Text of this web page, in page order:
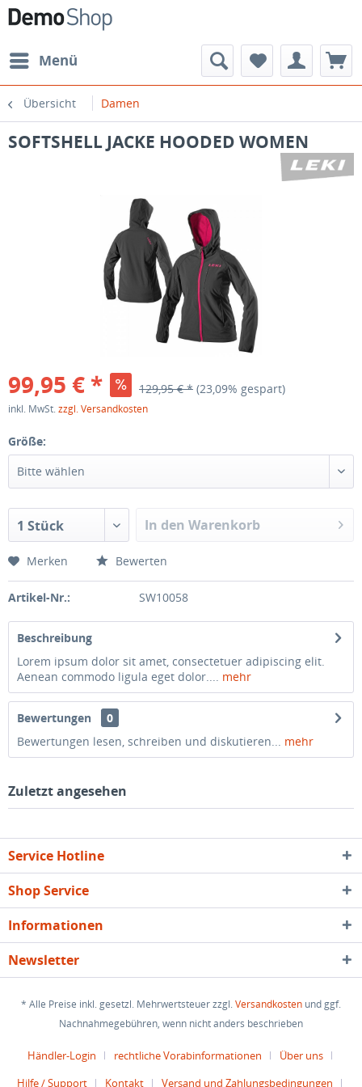
Menü
Übersicht Damen
SOFTSHELL JACKE HOODED WOMEN
99,95 € * 129,95 € * (23,09% gespart)
inkl. MwSt.zzgl. Versandkosten
Größe:
Bitte wählen
1 Stück In den Warenkorb
Merken Bewerten
Artikel-Nr.: SW10058
Beschreibung
Lorem ipsum dolor sit amet, consectetuer adipiscing elit.
Aenean commodo ligula eget dolor.... mehr
Bewertungen
0
Bewertungen lesen, schreiben und diskutieren... mehr
Zuletzt angesehen
Service Hotline
Shop Service
Informationen
Newsletter
* Alle Preise inkl. gesetzl. Mehrwertsteuer zzgl.Versandkosten und ggf.
Nachnahmegebühren, wenn nicht anders beschrieben
Händler-Login rechtliche Vorabinformationen
Über uns
Hilfe / Support
Kontakt Versand und Zahlungsbedingungen